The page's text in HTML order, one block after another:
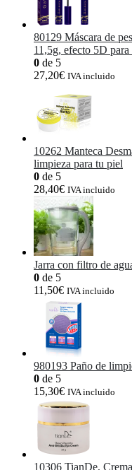
80129 Máscara de
11,5g, efecto 5D
0 de 5
27,20€ IVA incluido
10262 Manteca
limpieza para tu piel
0 de 5
28,40€ IVA incluido
Jarra con filtro de
0 de 5
11,50€ IVA incluido
980193 Paño de
0 de 5
15,30€ IVA incluido
10306 TianDe,